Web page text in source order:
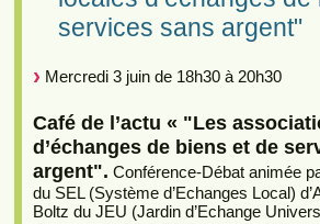
services sans argent"
Mercredi 3 juin de 18h30 à 20h30
Café de l’actu « "Les
d’échanges de biens et de
argent". Conférence-Débat animée
du SEL (Système d’Echanges Local)
Boltz du JEU (Jardin d’Echange